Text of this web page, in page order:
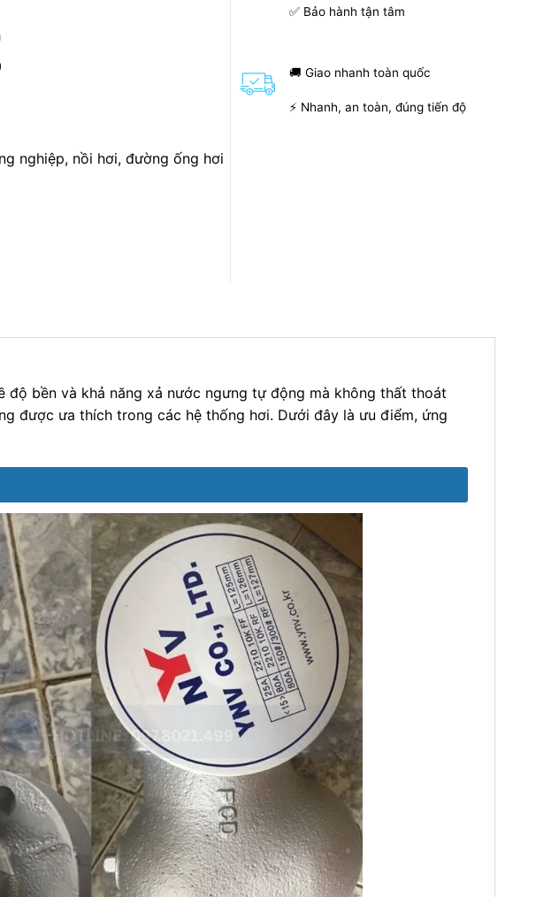
nghiệp, nồi hơi, đường ống hơi
✅ Bảo hành tận tâm
🚚 Giao nhanh toàn quốc
⚡ Nhanh, an toàn, đúng tiến độ
bền và khả năng xả nước ngưng tự động mà không thất thoát
được ưa thích trong các hệ thống hơi. Dưới đây là ưu điểm, ứng